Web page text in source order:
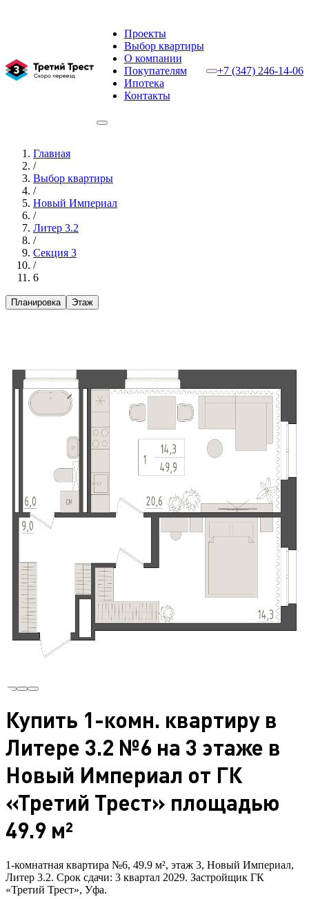
Проекты
Выбор квартиры
О компании
Покупателям
Ипотека
Контакты
+7 (347) 246-14-06
Главная
/
Выбор квартиры
/
Новый Империал
/
Литер 3.2
/
Секция 3
/
6
Планировка Этаж
Купить 1-комн. квартиру в
Литере 3.2 №6 на 3 этаже в
Новый Империал от ГК
«Третий Трест» площадью
49.9 м²
1-комнатная квартира №6, 49.9 м², этаж 3, Новый Империал,
Литер 3.2. Срок сдачи: 3 квартал 2029. Застройщик ГК
«Третий Трест», Уфа.